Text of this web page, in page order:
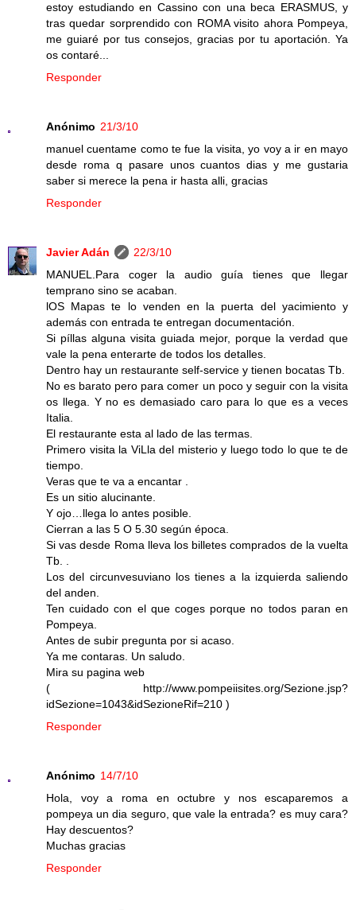
estoy estudiando en Cassino con una beca ERASMUS, y
tras quedar sorprendido con ROMA visito ahora Pompeya,
me guiaré por tus consejos, gracias por tu aportación. Ya
os contaré...
Responder
Anónimo 21/3/10
manuel cuentame como te fue la visita, yo voy a ir en mayo
desde roma q pasare unos cuantos dias y me gustaria
saber si merece la pena ir hasta alli, gracias
Responder
Javier Adán
22/3/10
MANUEL.Para coger la audio guía tienes que llegar
temprano sino se acaban.
lOS Mapas te lo venden en la puerta del yacimiento y
además con entrada te entregan documentación.
Si píllas alguna visita guiada mejor, porque la verdad que
vale la pena enterarte de todos los detalles.
Dentro hay un restaurante self-service y tienen bocatas Tb.
No es barato pero para comer un poco y seguir con la visita
os llega. Y no es demasiado caro para lo que es a veces
Italia.
El restaurante esta al lado de las termas.
Primero visita la ViLla del misterio y luego todo lo que te de
tiempo.
Veras que te va a encantar .
Es un sitio alucinante.
Y ojo…llega lo antes posible.
Cierran a las 5 O 5.30 según época.
Si vas desde Roma lleva los billetes comprados de la vuelta
Tb. .
Los del circunvesuviano los tienes a la izquierda saliendo
del anden.
Ten cuidado con el que coges porque no todos paran en
Pompeya.
Antes de subir pregunta por si acaso.
Ya me contaras. Un saludo.
Mira su pagina web
( http://www.pompeiisites.org/Sezione.jsp?
idSezione=1043&idSezioneRif=210 )
Responder
Anónimo 14/7/10
Hola, voy a roma en octubre y nos escaparemos a
pompeya un dia seguro, que vale la entrada? es muy cara?
Hay descuentos?
Muchas gracias
Responder